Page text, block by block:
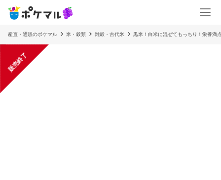
産直・通販のポケマル 米・穀類 雑穀・古代米 黒米！白米に混ぜてもっちり！栄養満
販売終了